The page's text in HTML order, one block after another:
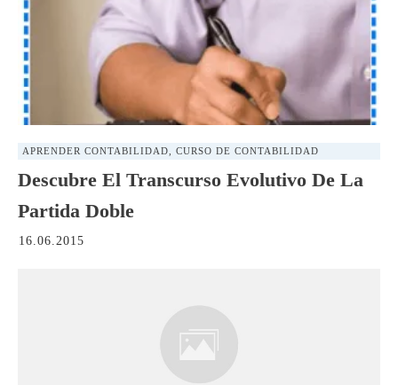
APRENDER CONTABILIDAD, CURSO DE CONTABILIDAD
Descubre El Transcurso Evolutivo De La
Partida Doble
16.06.2015